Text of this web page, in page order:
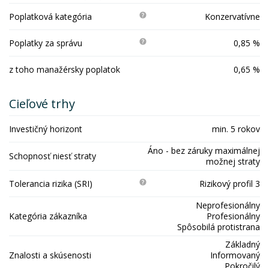
Poplatková kategória Konzervatívne
Poplatky za správu 0,85 %
z toho manažérsky poplatok 0,65 %
Cieľové trhy
Investičný horizont min. 5 rokov
Schopnosť niesť straty
Áno - bez záruky maximálnej
možnej straty
Tolerancia rizika (SRI)
Rizikový profil 3
Kategória zákazníka
Neprofesionálny
Profesionálny
Spôsobilá protistrana
Znalosti a skúsenosti
Základný
Informovaný